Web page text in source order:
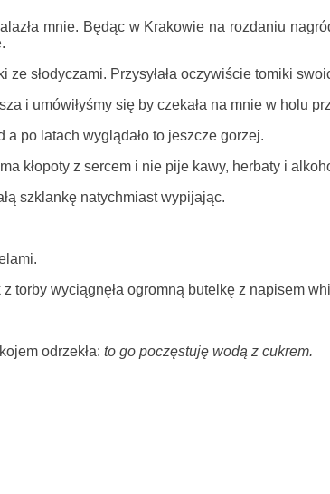
mnie. Będąc w Krakowie na rozdaniu
słodyczami. Przysyłała oczywiście tomiki
i umówiłyśmy się by czekała na mnie w holu
a po latach wyglądało to jeszcze gorzej.
kłopoty z sercem i nie pije kawy, herbaty i
szklankę natychmiast wypijając.
torby wyciągnęła ogromną butelkę z napisem
odrzekła: to go poczęstuję wodą z cukrem.